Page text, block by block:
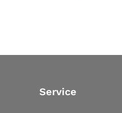
Service